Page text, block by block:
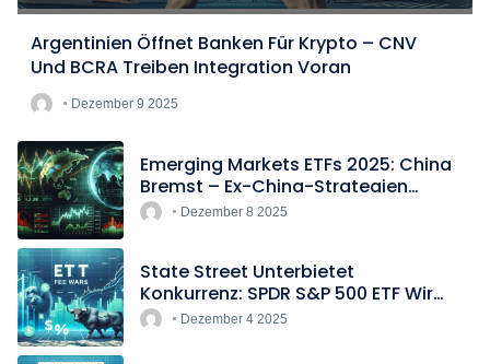
Argentinien Öffnet Banken Für Krypto – CNV
Und BCRA Treiben Integration Voran
Dezember 9 2025
Emerging Markets ETFs 2025: China
Bremst – Ex-China-Strategien
BoomenDezember 8 2025
State Street Unterbietet
Konkurrenz: SPDR S&P 500 ETF Wird
Europas Günstigster Indextracker
Dezember 4 2025